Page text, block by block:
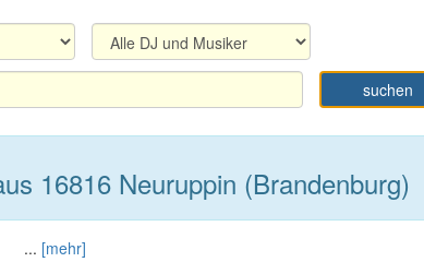
suchen
16816 Neuruppin (Brandenburg)
... [mehr]